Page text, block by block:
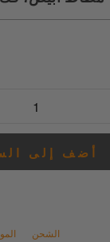
أضف إلى
الشحن